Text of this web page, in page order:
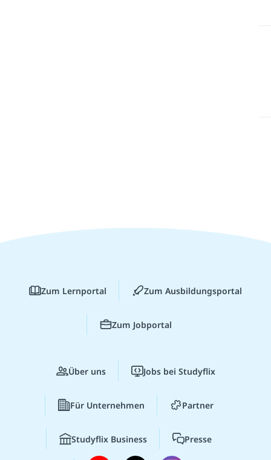
Zum Lernportal Zum Ausbildungsportal
Zum Jobportal
Über uns Jobs bei Studyflix
Für Unternehmen Partner
Studyflix Business Presse